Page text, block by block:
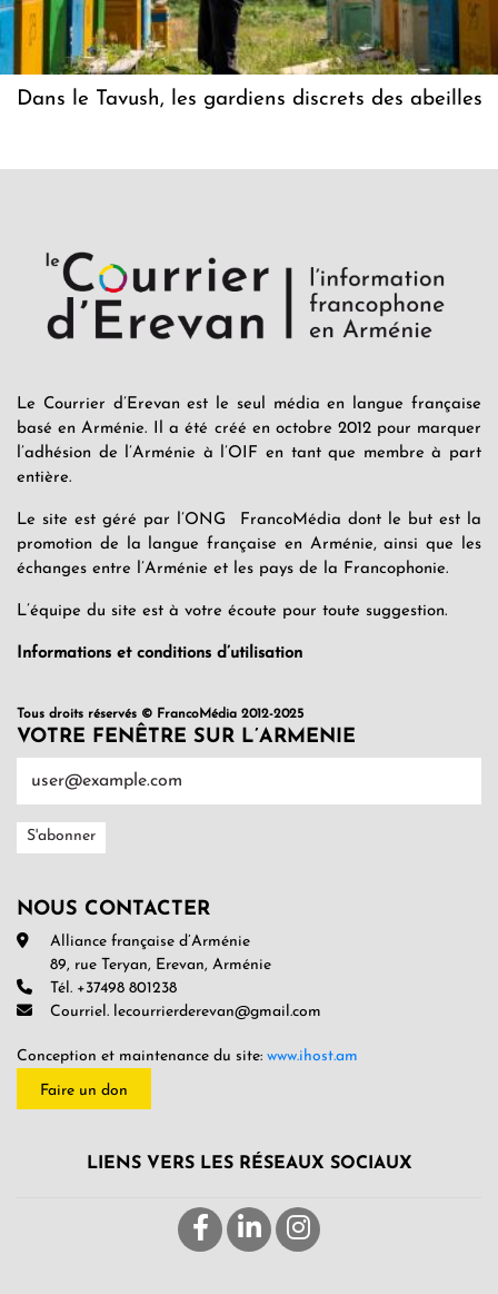
Dans le Tavush, les gardiens discrets des abeilles
Le Courrier d’Erevan est le seul média en langue française
basé en Arménie. Il a été créé en octobre 2012 pour marquer
l’adhésion de l’Arménie à l’OIF en tant que membre à part
entière.
Le site est géré par l’ONG FrancoMédia dont le but est la
promotion de la langue française en Arménie, ainsi que les
échanges entre l’Arménie et les pays de la Francophonie.
L’équipe du site est à votre écoute pour toute suggestion.
Informations et conditions d’utilisation
Tous droits réservés © FrancoMédia 2012-2025
VOTRE FENÊTRE SUR L’ARMENIE
NOUS CONTACTER
Alliance française d’Arménie
89, rue Teryan, Erevan, Arménie
Tél. +37498 801238
Courriel. lecourrierderevan@gmail.com
Conception et maintenance du site: www.ihost.am
Faire un don
LIENS VERS LES RÉSEAUX SOCIAUX